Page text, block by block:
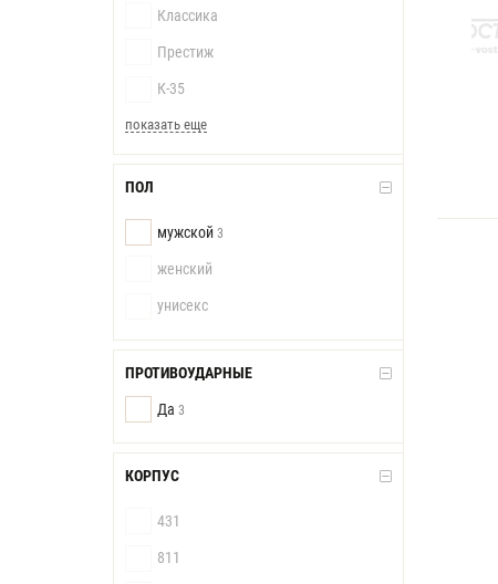
Классика
Престиж
К-35
показать еще
ПОЛ
мужской 3
женский
унисекс
ПРОТИВОУДАРНЫЕ
Да 3
КОРПУС
431
811